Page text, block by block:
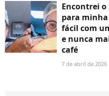
Encontrei
para
fácil com
e nunca
café
7 de abril de 2026